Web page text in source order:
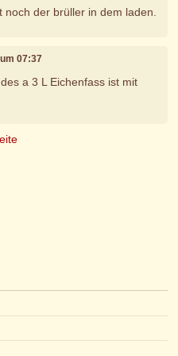
noch der brüller in dem laden.
07:37
a 3 L Eichenfass ist mit